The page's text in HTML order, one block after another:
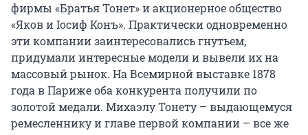
фирмы «Братья Тонет» и акционерное общество
«Яков и Іосиф Конъ». Практически одновременно
эти компании заинтересовались гнутьем,
придумали интересные модели и вывели их на
массовый рынок. На Всемирной выставке 1878
года в Париже оба конкурента получили по
золотой медали. Михаэлу Тонету – выдающемуся
ремесленнику и главе первой компании – все же